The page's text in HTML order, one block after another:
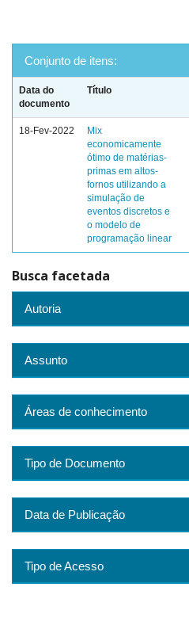
Conjunto de itens:
Data do
documento
Título
18-Fev-2022
Mix
economicamente
ótimo de matérias-
primas em altos-
fornos utilizando a
simulação de
eventos discretos e
o modelo de
programação linear
Busca facetada
Autoria
Assunto
Áreas de conhecimento
Tipo de Documento
Data de Publicação
Tipo de Acesso